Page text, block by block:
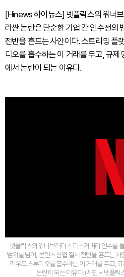
[Hinews 하이뉴스] 넷플릭스의 워너
러싼 논란은 단순한 기업 간 인수전의
전반을 흔드는 사안이다. 스트리밍 플
디오를 흡수하는 이 거래를 두고, 규제
에서 논란이 되는 이유다.
넷플릭스의 워너브러더스 디스커버리 인수를
범위를 넘어, 콘텐츠 산업 질서 전반을 흔드는
리우드 스튜디오를 흡수하는 이 거래를 두고,
논란이 되는 이유다. (사진 = 넷플릭